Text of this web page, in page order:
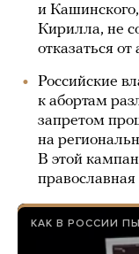
и
Кирилла, не
отказаться от
Российские
к абортам
запретом
на
В этой
православная
КАК В РОССИИ